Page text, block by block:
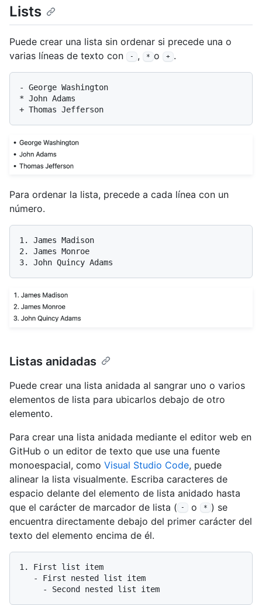
Lists
Puede crear una lista sin ordenar si precede una o
varias líneas de texto con
- , * o + .
-
*
+
Para ordenar la lista, precede a cada línea con un
número.
1.
2.
3.
Listas anidadas
Puede crear una lista anidada al sangrar uno o varios
elementos de lista para ubicarlos debajo de otro
elemento.
Para crear una lista anidada mediante el editor web en
GitHub o un editor de texto que use una fuente
monoespacial, como Visual Studio Code, puede
alinear la lista visualmente. Escriba caracteres de
espacio delante del elemento de lista anidado hasta
que el carácter de marcador de lista (
- o *
) se
encuentra directamente debajo del primer carácter del
texto del elemento encima de él.
1.
   -
     -